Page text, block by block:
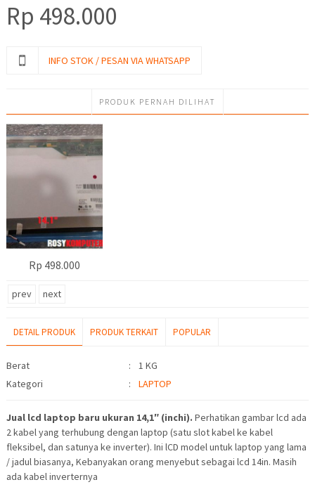
Rp 498.000
INFO STOK / PESAN VIA WHATSAPP
PRODUK PERNAH DILIHAT
Rp 498.000
prev next
DETAIL PRODUK PRODUK TERKAIT POPULAR
Detail Produk
Berat :
1 KG
Kategori
: LAPTOP
Jual lcd laptop baru ukuran 14,1″ (inchi). Perhatikan gambar lcd ada
2 kabel yang terhubung dengan laptop (satu slot kabel ke kabel
fleksibel, dan satunya ke inverter). Ini lCD model untuk laptop yang lama
/ jadul biasanya, Kebanyakan orang menyebut sebagai lcd 14in. Masih
ada kabel inverternya